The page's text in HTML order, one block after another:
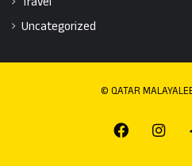
Uncategorized
© QATAR
Facebook